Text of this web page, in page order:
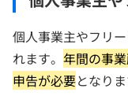
個人事業主やフリ
れます。 年間の事
申告が必要となりま